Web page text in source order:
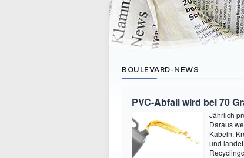
BOULEVARD-NEWS
PVC-Abfall wird bei 70
Jährlich
Daraus
Kabeln,
und